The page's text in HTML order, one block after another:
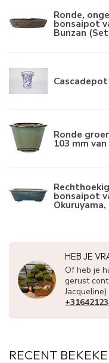
Ronde,
bonsaipot
Bunzan
Cascadepot
Ronde
103 mm
bonsaipot
HEB JE
Of heb je
gerust
Jacqueline)
RECENT